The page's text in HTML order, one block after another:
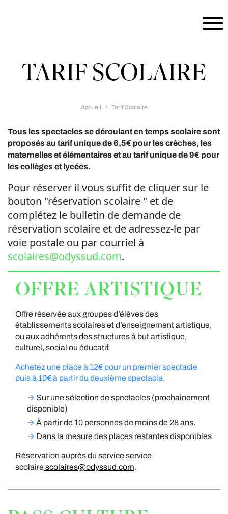
TARIF SCOLAIRE
Accueil Tarif Scolaire
Tous les spectacles se déroulant en temps scolaire sont
proposés au tarif unique de 6,5€ pour les crèches, les
maternelles et élémentaires et au tarif unique de 9€ pour
les collèges et lycées.
Pour réserver il vous suffit de cliquer sur le
bouton "réservation scolaire " et de
complétez le bulletin de demande de
réservation scolaire et de adressez-le par
voie postale ou par courriel à
scolaires@odyssud.com.
OFFRE ARTISTIQUE
Offre réservée aux groupesd’élèves des
établissements scolaires et d’enseignement artistique,
ou aux adhérents des structures à but artistique,
culturel, social ou éducatif.
Achetez une place à 12€ pour un premier spectacle
puis à 10€ à partir du deuxième spectacle.
→ Sur une sélection de spectacles(prochainement
disponible)
→À partir de 10 personnes de moins de 28 ans.
→ Dans la mesure des places restantes disponibles
Réservation auprès du service service
scolairescolaires@odyssud.com.